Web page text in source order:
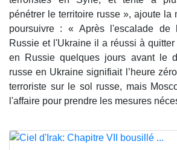
pénétrer le territoire russe », ajoute la
poursuivre : « Après l'escalade de
Russie et l'Ukraine il a réussi à
en Russie quelques jours avant le
russe en Ukraine signifiait l’heure
terroriste sur le sol russe, mais
l'affaire pour prendre les mesures